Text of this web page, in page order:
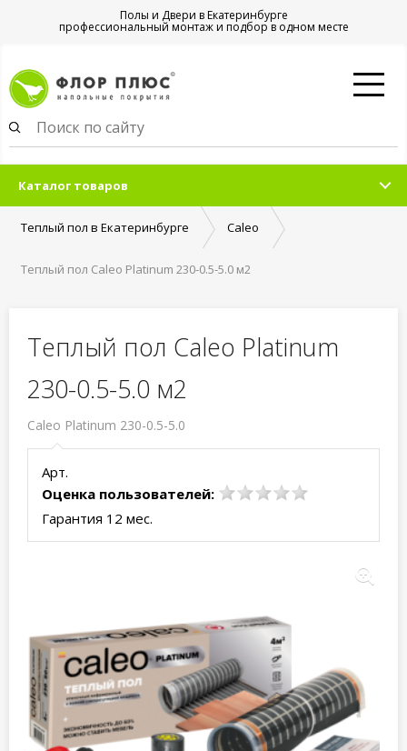
Полы и Двери в Екатеринбурге
профессиональный монтаж и подбор в одном месте
Каталог товаров
Теплый пол в Екатеринбурге Caleo
Теплый пол Caleo Platinum 230-0.5-5.0 м2
Теплый пол Caleo Platinum
230-0.5-5.0 м2
Caleo Platinum 230-0.5-5.0
Арт.
Оценка пользователей:
Гарантия 12 мес.